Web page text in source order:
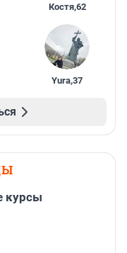
Костя,62
Yura,37
курсы